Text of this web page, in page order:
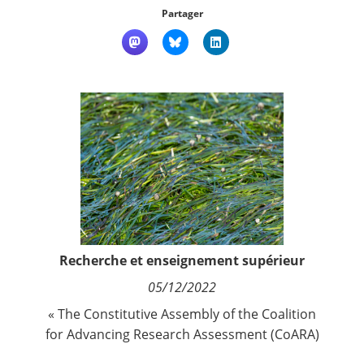
Qui sommes nous ?
Nous suivre
Partager
Recherche et enseignement supérieur
05/12/2022
« The Constitutive Assembly of the Coalition
for Advancing Research Assessment (CoARA)